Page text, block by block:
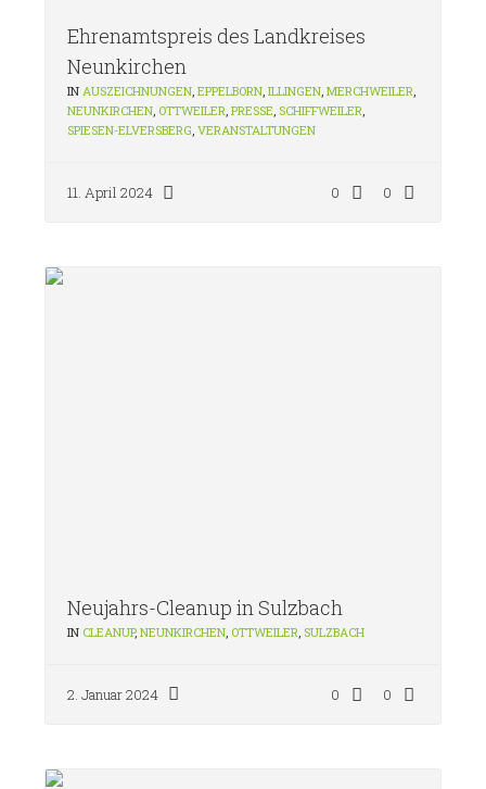
Ehrenamtspreis des Landkreises
Neunkirchen
INAUSZEICHNUNGEN,EPPELBORN,ILLINGEN,MERCHWEILER,
NEUNKIRCHEN, OTTWEILER,PRESSE,SCHIFFWEILER,
SPIESEN-ELVERSBERG,VERANSTALTUNGEN
0
0
11. April 2024
Neujahrs-Cleanup in Sulzbach
IN CLEANUP,NEUNKIRCHEN OTTWEILER ,SULZBACH
0
0
2. Januar 2024